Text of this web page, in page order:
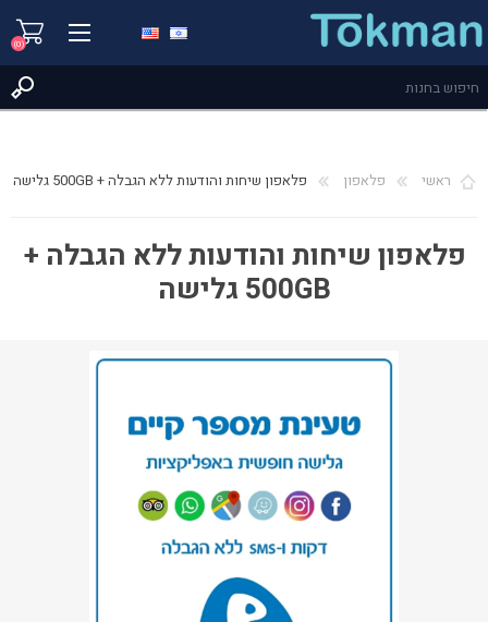
(0)
ראשי פלאפון פלאפון שיחות והודעות ללא הגבלה + 500GB גלישה
פלאפון שיחות והודעות ללא הגבלה +
500GB גלישה